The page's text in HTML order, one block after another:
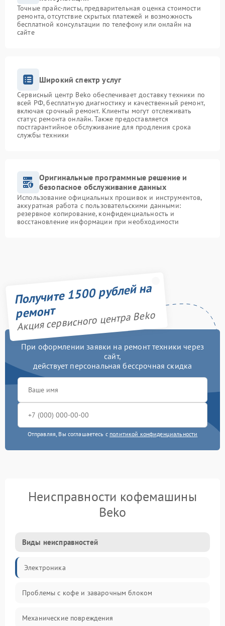
Точные прайс-листы, предварительная оценка стоимости
ремонта, отсутствие скрытых платежей и возможность
бесплатной консультации по телефону или онлайн на
сайте
Широкий спектр услуг
Сервисный центр Beko обеспечивает доставку техники по
всей РФ, бесплатную диагностику и качественный ремонт,
включая срочный ремонт. Клиенты могут отслеживать
статус ремонта онлайн. Также предоставляется
постгарантийное обслуживание для продления срока
службы техники
Оригинальные программные решение и
безопасное обслуживание данных
Использование официальных прошивок и инструментов,
аккуратная работа с пользовательскими данными:
резервное копирование, конфиденциальность и
восстановление информации при необходимости
Получите 1500 рублей на
ремонт
Акция сервисного центра Beko
При оформлении заявки на ремонт техники через
сайт,
действует персональная бессрочная скидка
Отправляя, Вы соглашаетесь с политикой конфиденциальности
Неисправности кофемашины
Beko
Виды неисправностей
Электроника
Проблемы с кофе и заварочным блоком
Механические повреждения